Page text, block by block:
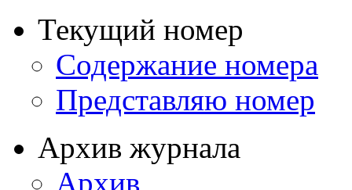
Текущий номер
Содержание номера
Представляю номер
Архив журнала
Архив